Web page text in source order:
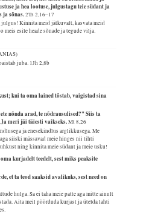
ja hea lootuse, julgustagu teie südant ja
ja sõnas.2Ts 2,16–17
julgus! Kinnita meid jätkuvalt, kasvata meid
meis esile heade sõnade ja tegude vilja.
juba. 1Jh 2,8b
kui ta oma lained tõstab, vaigistad sina
nõnda arad, te nõdrausulised?" Siis ta
meri jäi täiesti vaikseks.Mt 8,26
ja enesekindlus arglikkusega. Me
aga siiski mässavad meie hinges nii tihti
ning kinnita meie südant ja meie usku!
kurjadelt teedelt, sest miks peaksite
et ta teod saaksid avalikuks, sest need on
hulga. Sa ei taha meie patte aga mitte ainult
Aita meil pöörduda kurjast ja ütelda lahti